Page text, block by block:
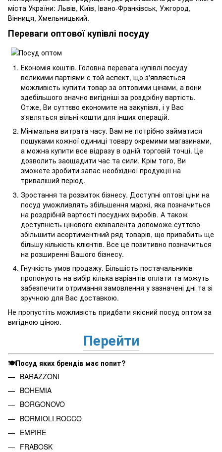
міста України: Львів, Київ, Івано-Франківськ, Ужгород,
Вінниця, Хмельницький.
Переваги оптової купівлі посуду
Економія коштів. Головна перевага купівлі посуду
великими партіями є той аспект, що з'являється
можливість купити товар за оптовими цінами, а вони
здебільшого значно вигідніші за роздрібну вартість.
Отже, Ви суттєво економите на закупівлі, і у Вас
з'являться вільні кошти для інших операцій.
Мінімальна витрата часу. Вам не потрібно займатися
пошуками кожної одиниці товару окремими магазинами,
а можна купити все відразу в одній торговій точці. Це
дозволить заощадити час та сили. Крім того, Ви
зможете зробити запас необхідної продукції на
триваліший період.
Зростання та розвиток бізнесу. Доступні оптові ціни на
посуд уможливлять збільшення маржі, яка позначиться
на роздрібній вартості посудних виробів. А також
доступність цінового еквівалента допоможе суттєво
збільшити асортиментний ряд товарів, що привабить ще
більшу кількість клієнтів. Все це позитивно позначиться
на розширенні Вашого бізнесу.
Гнучкість умов продажу. Більшість постачальників
пропонують на вибір кілька варіантів оплати та можуть
забезпечити отримання замовлення у зазначені дні та зі
зручною для Вас доставкою.
Не пропустіть можливість придбати якісний посуд оптом за
вигідною ціною.
Перейти
🍽️Посуд яких брендів має попит?
BARAZZONI
BOHEMIA
BORGONOVO
BORMIOLI ROCCO
EMPIRE
FRABOSK